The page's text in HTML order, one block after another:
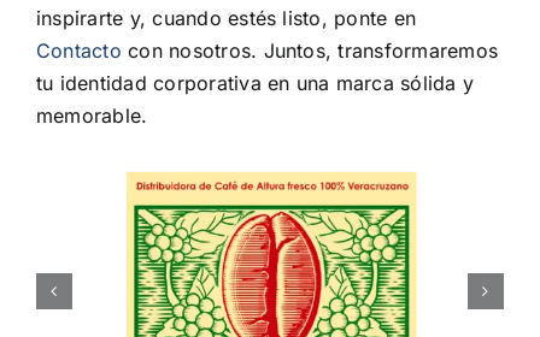
inspirarte y, cuando estés listo, ponte en
Contacto con nosotros. Juntos, transformaremos
tu identidad corporativa en una marca sólida y
memorable.